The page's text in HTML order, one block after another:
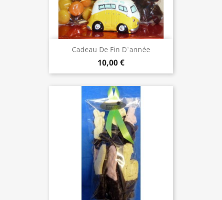
Cadeau De Fin D'année
10,00 €